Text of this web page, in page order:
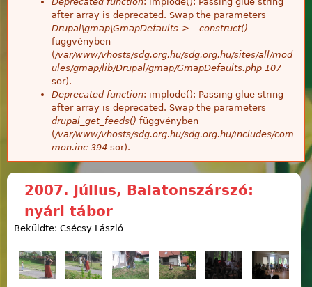
after array is deprecated. Swap the parameters
Drupal\gmap\GmapDefaults->__construct()
függvényben
(/var/www/vhosts/sdg.org.hu/sdg.org.hu/sites/all/mod
ules/gmap/lib/Drupal/gmap/GmapDefaults.php 107
sor).
Deprecated function: implode(): Passing glue string
after array is deprecated. Swap the parameters
drupal_get_feeds() függvényben
(/var/www/vhosts/sdg.org.hu/sdg.org.hu/includes/com
mon.inc 394 sor).
2007. július, Balatonszárszó:
nyári tábor
Beküldte: Csécsy László